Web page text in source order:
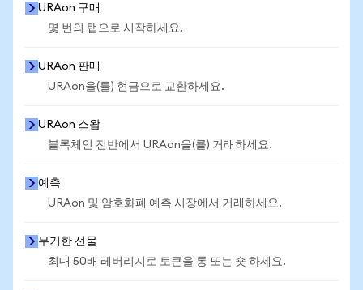
URAon 구매
몇 번의 탭으로 시작하세요.
URAon 판매
URAon을(를) 현금으로 교환하세요.
URAon 스왑
블록체인 전반에서 URAon을(를) 거래하세요.
예측
URAon 및 암호화폐 예측 시장에서 거래하세요.
무기한 선물
최대 50배 레버리지로 토큰을 롱 또는 숏 하세요.